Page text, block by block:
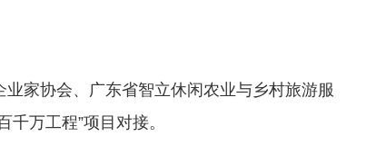
家协会、广东省智立休闲农业与乡村旅游服
万工程”项目对接。